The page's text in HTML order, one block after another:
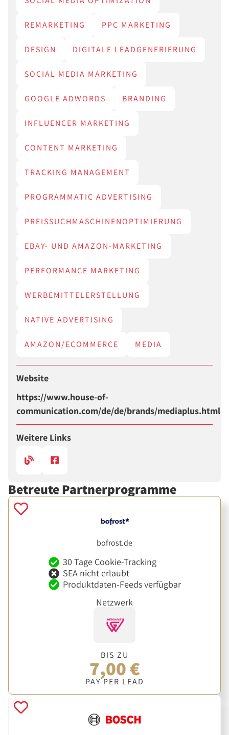
REMARKETING PPC MARKETING
DESIGN DIGITALE LEADGENERIERUNG
SOCIAL MEDIA MARKETING
GOOGLE ADWORDS BRANDING
INFLUENCER MARKETING
CONTENT MARKETING
TRACKING MANAGEMENT
PROGRAMMATIC ADVERTISING
PREISSUCHMASCHINENOPTIMIERUNG
EBAY- UND AMAZON-MARKETING
PERFORMANCE MARKETING
WERBEMITTELERSTELLUNG
NATIVE ADVERTISING
AMAZON/ECOMMERCE MEDIA
Website
https://www.house-of-
communication.com/de/de/brands/mediaplus.html
Weitere Links
Betreute Partnerprogramme
bofrost.de
30 Tage Cookie-Tracking
SEA nicht erlaubt
Produktdaten-Feeds verfügbar
Netzwerk
BIS ZU
7,00 €
PAY PER LEAD